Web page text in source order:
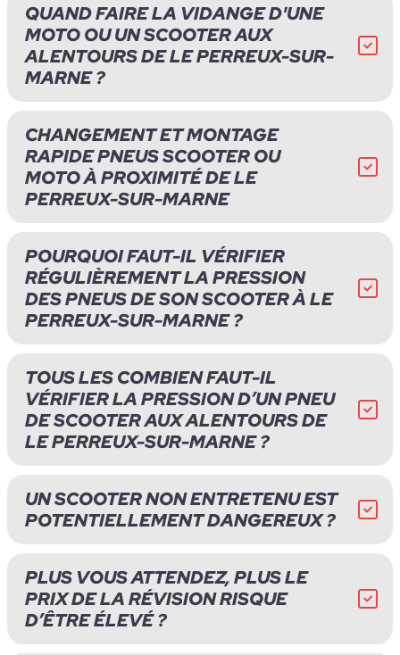
QUAND FAIRE LA VIDANGE D'UNE
MOTO OU UN SCOOTER AUX
ALENTOURS DE LE PERREUX-SUR-
MARNE ?
CHANGEMENT ET MONTAGE
RAPIDE PNEUS SCOOTER OU
MOTO À PROXIMITÉ DE LE
PERREUX-SUR-MARNE
POURQUOI FAUT-IL VÉRIFIER
RÉGULIÈREMENT LA PRESSION
DES PNEUS DE SON SCOOTER À LE
PERREUX-SUR-MARNE ?
TOUS LES COMBIEN FAUT-IL
VÉRIFIER LA PRESSION D’UN PNEU
DE SCOOTER AUX ALENTOURS DE
LE PERREUX-SUR-MARNE ?
UN SCOOTER NON ENTRETENU EST
POTENTIELLEMENT DANGEREUX ?
PLUS VOUS ATTENDEZ, PLUS LE
PRIX DE LA RÉVISION RISQUE
D’ÊTRE ÉLEVÉ ?